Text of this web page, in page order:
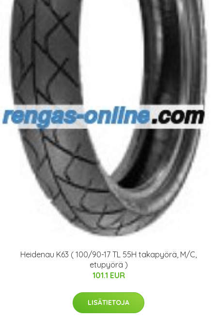
Heidenau K63 ( 100/90-17 TL 55H takapyörä, M/C,
etupyörä )
101.1 EUR
LISÄTIETOJA